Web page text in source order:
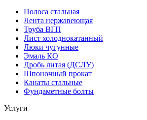
Полоса стальная
Лента нержавеющая
Труба ВГП
Лист холоднокатанный
Люки чугунные
Эмаль КО
Дробь литая (ДСЛУ)
Шпоночный прокат
Канаты стальные
Фундаметные болты
Услуги